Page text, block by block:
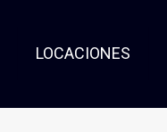
LOCACIONES